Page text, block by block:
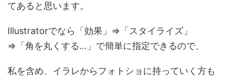
てあると思います。
Illustratorでなら「効果」⇒「スタイライズ」
⇒「角を丸くする…」で簡単に指定できるので、
私を含め、イラレからフォトショに持っていく方も